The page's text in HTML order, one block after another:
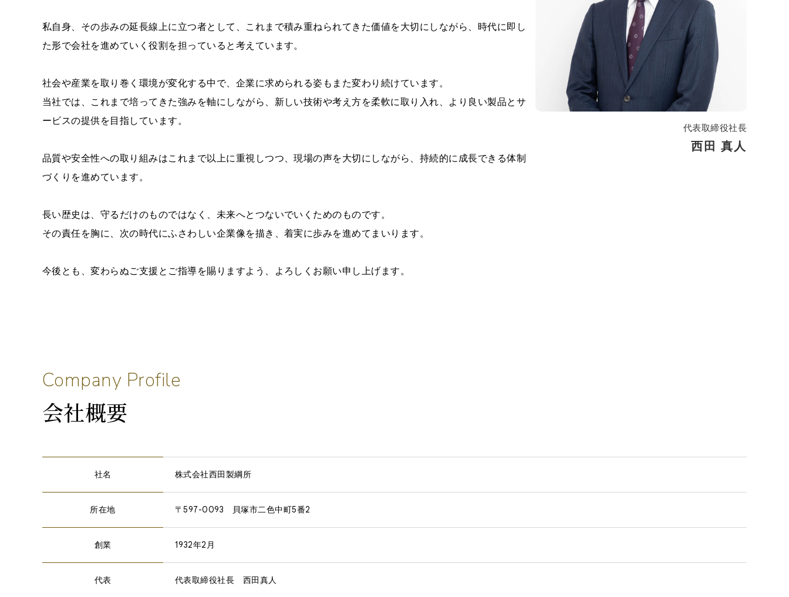
代表取締役社長
西田 真人
私自身、その歩みの延長線上に立つ者として、これまで積み重ねられてきた価値を大切にしながら、時代に即し
た形で会社を進めていく役割を担っていると考えています。
社会や産業を取り巻く環境が変化する中で、企業に求められる姿もまた変わり続けています。
当社では、これまで培ってきた強みを軸にしながら、新しい技術や考え方を柔軟に取り入れ、より良い製品とサ
ービスの提供を目指しています。
品質や安全性への取り組みはこれまで以上に重視しつつ、現場の声を大切にしながら、持続的に成長できる体制
づくりを進めています。
長い歴史は、守るだけのものではなく、未来へとつないでいくためのものです。
その責任を胸に、次の時代にふさわしい企業像を描き、着実に歩みを進めてまいります。
今後とも、変わらぬご支援とご指導を賜りますよう、よろしくお願い申し上げます。
Company Profile
会社概要
社名 株式会社西田製綱所
所在地 〒597-0093 貝塚市二色中町5番2
創業 1932年2月
代表 代表取締役社長 西田真人